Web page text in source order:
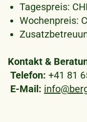
Tagespreis:
Wochenpreis:
Kontakt &
Telefon: +41 81
E-Mail: